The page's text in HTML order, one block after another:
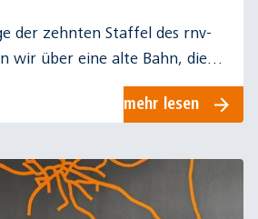
der zehnten Staffel des rnv-
wir über eine alte Bahn, die
als Eventfahrzeug
mehr lesen